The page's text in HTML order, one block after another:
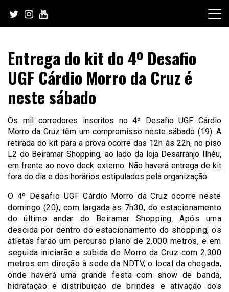
content
Entrega do kit do 4º Desafio
UGF Cárdio Morro da Cruz é
neste sábado
Os mil corredores inscritos no 4º Desafio UGF Cárdio
Morro da Cruz têm um compromisso neste sábado (19). A
retirada do kit para a prova ocorre das 12h às 22h, no piso
L2 do Beiramar Shopping, ao lado da loja Desarranjo Ilhéu,
em frente ao novo deck externo. Não haverá entrega de kit
fora do dia e dos horários estipulados pela organização.
O 4º Desafio UGF Cárdio Morro da Cruz ocorre neste
domingo (20), com largada às 7h30, do estacionamento
do último andar do Beiramar Shopping. Após uma
descida por dentro do estacionamento do shopping, os
atletas farão um percurso plano de 2.000 metros, e em
seguida iniciarão a subida do Morro da Cruz com 2.300
metros em direção à sede da NDTV, o local da chegada,
onde haverá uma grande festa com show de banda,
hidratação e distribuição de brindes e ativação dos